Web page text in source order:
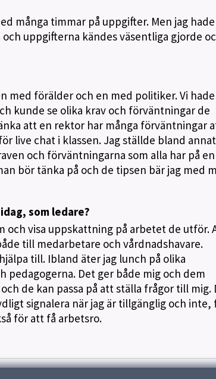
många timmar på uppgifter. Men jag hade
uppgifterna kändes väsentliga gjorde
med förälder och en med politiker. Vi hade
kunde se olika krav och förväntningar de
att en rektor har många förväntningar
live chat i klassen. Jag ställde bland annat
och förväntningarna som alla har på en
bör tänka på och de tipsen bär jag med
som ledare?
och visa uppskattning på arbetet de utför.
till medarbetare och vårdnadshavare.
till. Ibland äter jag lunch på olika
pedagogerna. Det ger både mig och dem
de kan passa på att ställa frågor till mig.
signalera när jag är tillgänglig och inte,
för att få arbetsro.